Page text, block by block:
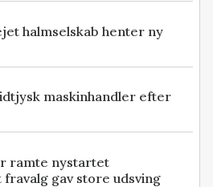
halmselskab henter ny
maskinhandler efter
ramte nystartet
gav store udsving